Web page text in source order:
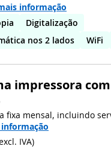
informação
Digitalização
nos 2 lados
WiFi
impressora com
fixa mensal, incluindo
IVA)